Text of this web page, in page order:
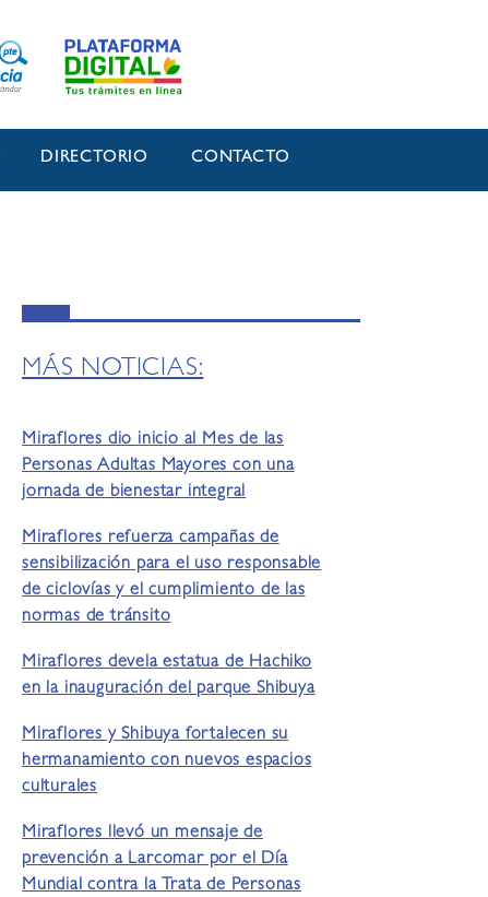
DIRECTORIO CONTACTO
MÁS NOTICIAS:
Miraflores dio inicio al Mes de las
Personas Adultas Mayores con una
jornada de bienestar integral
Miraflores refuerza campañas de
sensibilización para el uso responsable
de ciclovías y el cumplimiento de las
normas de tránsito
Miraflores devela estatua de Hachiko
en la inauguración del parque Shibuya
Miraflores y Shibuya fortalecen su
hermanamiento con nuevos espacios
culturales
Miraflores llevó un mensaje de
prevención a Larcomar por el Día
Mundial contra la Trata de Personas